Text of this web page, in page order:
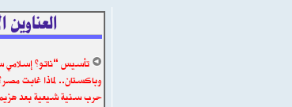
العناوين
تأسيس “ناتو”
وباكستان.. لماذا غابت
حرب سنية شيعية بعد